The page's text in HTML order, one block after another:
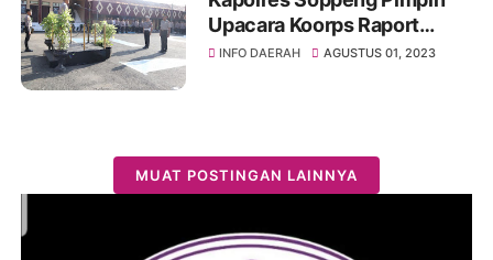
Upacara Koorps Raport
Kenaikan Pangkat
INFO DAERAH AGUSTUS 01, 2023
MUAT POSTINGAN LAINNYA